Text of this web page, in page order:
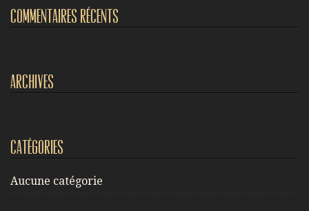
Commentaires récents
Archives
Catégories
Aucune catégorie